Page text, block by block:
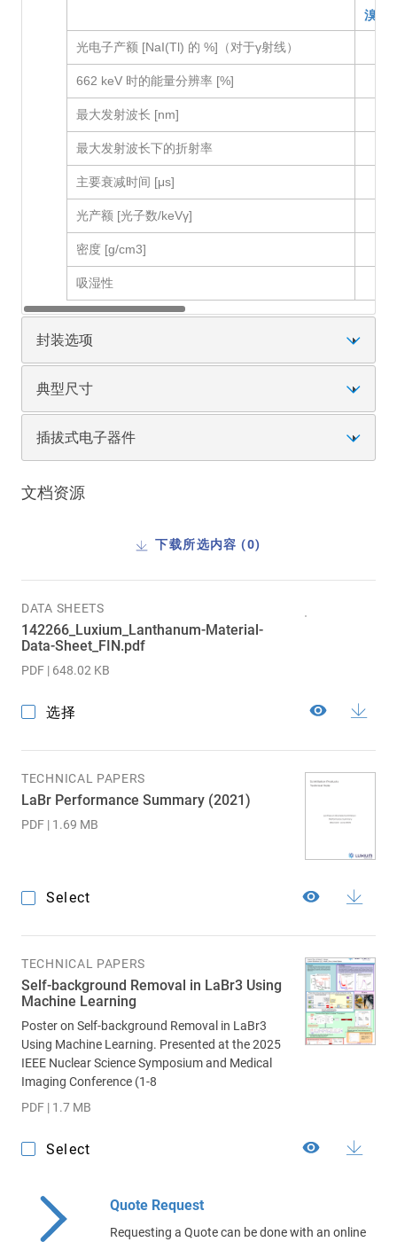
溴化
光电子产额 [NaI(Tl) 的 %]（对于γ射线）
662 keV 时的能量分辨率 [%]
最大发射波长 [nm]
最大发射波长下的折射率
主要衰减时间 [μs]
光产额 [光子数/keVγ]
密度 [g/cm3]
吸湿性
封装选项
典型尺寸
插拔式电子器件
文档资源
下载所选内容 (0)
DATA SHEETS
142266_Luxium_Lanthanum-Material-
Data-Sheet_FIN.pdf
PDF | 648.02 KB
选择
TECHNICAL PAPERS
LaBr Performance Summary (2021)
PDF | 1.69 MB
Select
TECHNICAL PAPERS
Self-background Removal in LaBr3 Using
Machine Learning
Poster on Self-background Removal in LaBr3
Using Machine Learning. Presented at the 2025
IEEE Nuclear Science Symposium and Medical
Imaging Conference (1-8
PDF | 1.7 MB
Select
Quote Request
Requesting a Quote can be done with an online